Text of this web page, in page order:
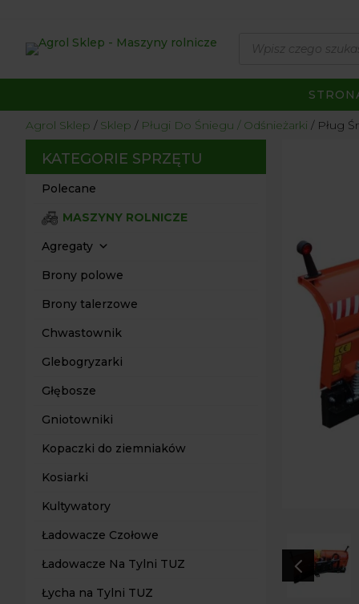
produktów
Agrol Sklep Sklep Pługi Do Śniegu / Odśnieżarki Pług
KATEGORIE SPRZĘTU
Polecane
MASZYNY ROLNICZE
Agregaty
Brony polowe
Brony talerzowe
Chwastownik
Glebogryzarki
Głębosze
Gniotowniki
Kopaczki do ziemniaków
Kosiarki
Kultywatory
Ładowacze Czołowe
Ładowacze Na Tylni TUZ
Łycha na Tylni TUZ
4